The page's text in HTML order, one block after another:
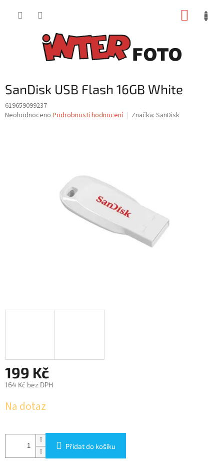
SanDisk USB Flash 16GB White
619659099237
Průměrné
Neohodnoceno Podrobnosti hodnocení Značka: SanDisk
199 Kč
164 Kč bez DPH
cena:
Na dotaz
Přidat do košíku